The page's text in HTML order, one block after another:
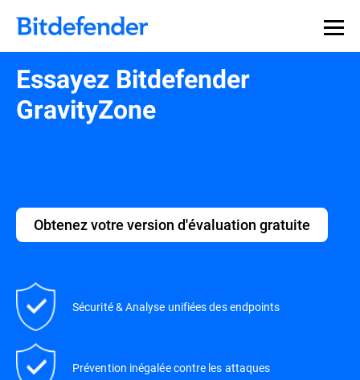
Souveraineté des données en cybersécurité : webinaire
en direct, le 30 juillet .Inscrivez-vous >>
Essayez Bitdefender
GravityZone
Obtenez votre version d'évaluation gratuite
Sécurité & Analyse unifiées des endpoints
Prévention inégalée contre les attaques